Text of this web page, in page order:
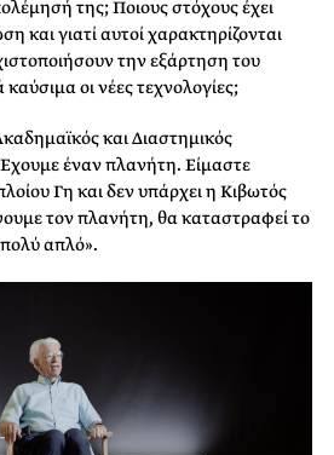
της; Ποιους στόχους έχει
και γιατί αυτοί χαρακτηρίζονται
την εξάρτηση του
οι νέες τεχνολογίες;
και Διαστημικός
έναν πλανήτη. Είμαστε
Γη και δεν υπάρχει η Κιβωτός
τον πλανήτη, θα καταστραφεί το
απλό».